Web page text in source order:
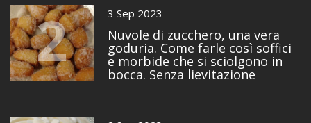
2 3 Sep 2023
Nuvole di zucchero, una vera
goduria. Come farle così soffici
e morbide che si sciolgono in
bocca. Senza lievitazione